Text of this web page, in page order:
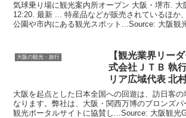
気球乗り場に観光案内所オープン 大阪・堺市. 大
12:20. 最新 ... 特産品などが販売されているほか
公園や市内にある観光スポット...Source: 大阪観
大阪の観光・旅行 【観光業界リー
式会社ＪＴＢ 執
リア広域代表 北
大阪を起点とした日本全国への回遊は、訪日客の
なります。弊社は、大阪・関西万博のブロンズ
観光ポータルサイトに協賛し...Source: 大阪観光